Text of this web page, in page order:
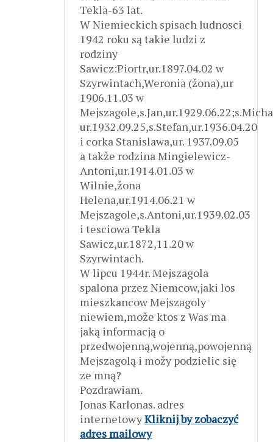
Tekla-63 lat.
W Niemieckich spisach ludnosci
1942 roku są takie ludzi z
rodziny
Sawicz:Piortr,ur.1897.04.02 w
Szyrwintach,Weronia (žona),ur
1906.11.03 w
ur.1932.09.25,s.Stefan,ur.1936.04.20
i corka Stanislawa,ur. 1937.09.05
a takže rodzina Mingielewicz-
Antoni,ur.1914.01.03 w
Wilnie,žona
Helena,ur.1914.06.21 w
Mejszagole,s.Antoni,ur.1939.02.03
i tesciowa Tekla
Sawicz,ur.1872,11.20 w
Szyrwintach.
W lipcu 1944r. Mejszagola
spalona przez Niemcow,jaki los
mieszkancow Mejszagoly
niewiem,može ktos z Was ma
jaką informacją o
przedwojenną,wojenną,powojenną
Mejszagolą i možy podzielic się
ze mną?
Pozdrawiam.
Jonas Karlonas. adres
internetowyKliknij by zobaczyć
adres mailowy